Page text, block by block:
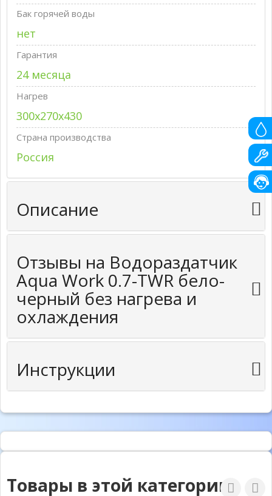
Бак горячей воды
нет
Гарантия
24 месяца
Нагрев
300х270х430
Страна производства
Россия
Описание
Отзывы на Водораздатчик
Aqua Work 0.7-TWR бело-
черный без нагрева и
охлаждения
Инструкции
Товары в этой категории